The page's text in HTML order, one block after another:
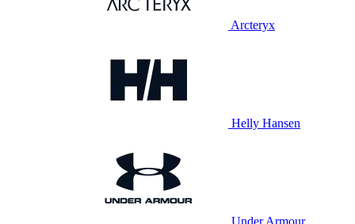
Arcteryx
Helly Hansen
Under Armour